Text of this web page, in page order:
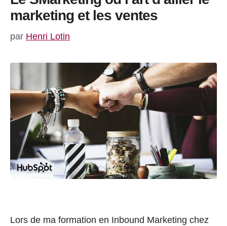
marketing et les ventes
par Henri Lotin
Lors de ma formation en Inbound Marketing chez